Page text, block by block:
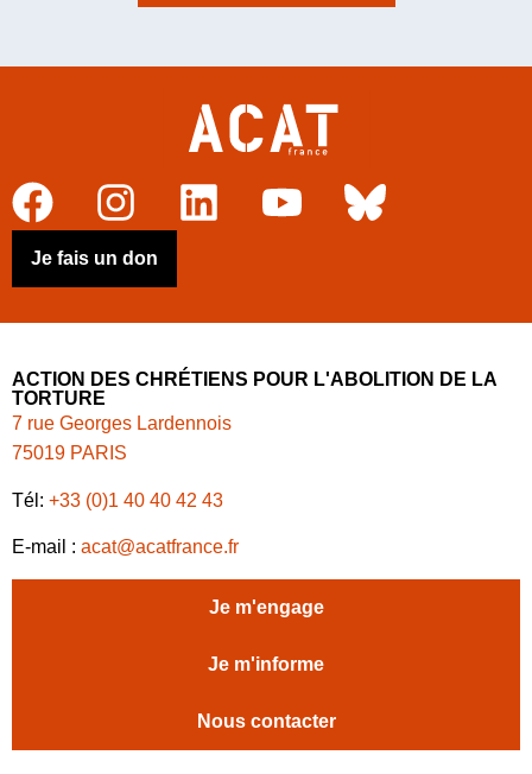
Je fais un don
ACTION DES CHRÉTIENS POUR L'ABOLITION DE LA
TORTURE
7 rue Georges Lardennois
75019 PARIS
Tél: +33 (0)1 40 40 42 43
E-mail : acat@acatfrance.fr
Je m'engage
Je m'informe
Nous contacter